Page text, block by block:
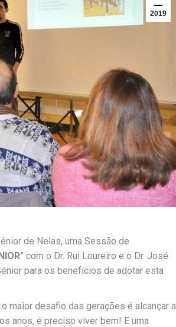
2019
de Nelas, uma Sessão de
” com o Dr. Rui Loureiro e o Dr. José
para os benefícios de adotar esta
maior desafio das gerações é alcançar a
anos, é preciso viver bem! E uma